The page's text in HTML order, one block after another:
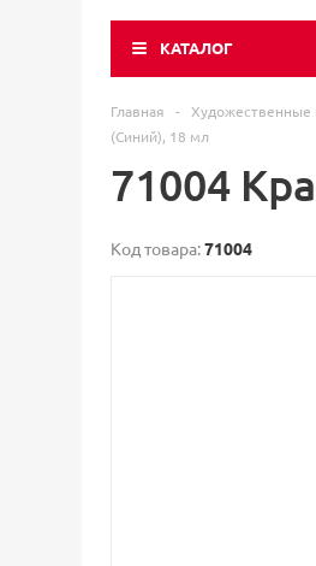
КАТАЛОГ
Главная - Художественные
(Синий), 18 мл
71004
Код товара:71004